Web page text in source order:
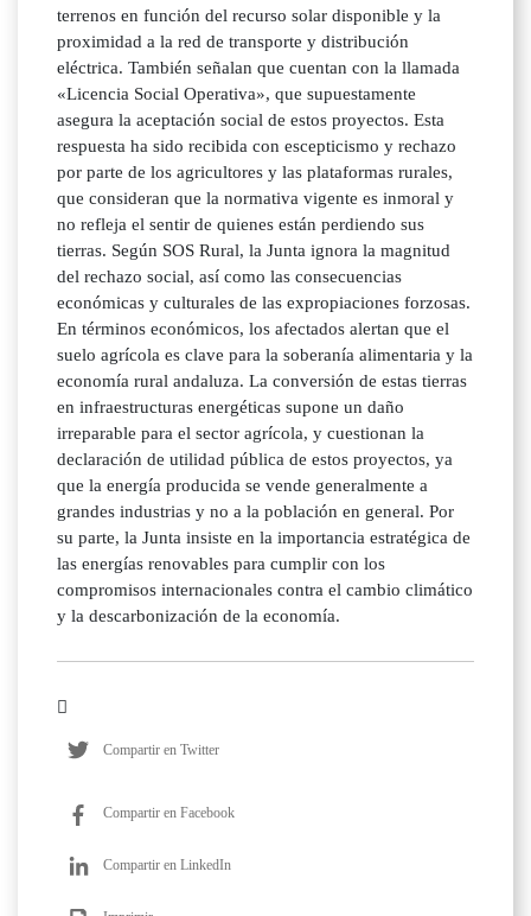
terrenos en función del recurso solar disponible y la
proximidad a la red de transporte y distribución
eléctrica. También señalan que cuentan con la llamada
«Licencia Social Operativa», que supuestamente
asegura la aceptación social de estos proyectos. Esta
respuesta ha sido recibida con escepticismo y rechazo
por parte de los agricultores y las plataformas rurales,
que consideran que la normativa vigente es inmoral y
no refleja el sentir de quienes están perdiendo sus
tierras. Según SOS Rural, la Junta ignora la magnitud
del rechazo social, así como las consecuencias
económicas y culturales de las expropiaciones forzosas.
En términos económicos, los afectados alertan que el
suelo agrícola es clave para la soberanía alimentaria y la
economía rural andaluza. La conversión de estas tierras
en infraestructuras energéticas supone un daño
irreparable para el sector agrícola, y cuestionan la
declaración de utilidad pública de estos proyectos, ya
que la energía producida se vende generalmente a
grandes industrias y no a la población en general. Por
su parte, la Junta insiste en la importancia estratégica de
las energías renovables para cumplir con los
compromisos internacionales contra el cambio climático
y la descarbonización de la economía.
Compartir en Twitter
Compartir en Facebook
Compartir en LinkedIn